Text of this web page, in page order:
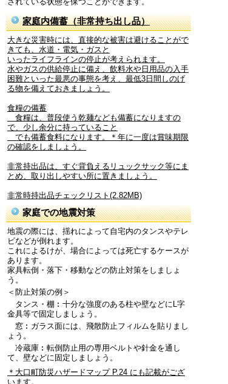
家庭内備蓄（非常持ち出し品）
大きな災害時には、直接的な被害は避けることがで
きても、水道・電気・ガスと
いったライフラインの停止が考えられます。
水やガスの供給停止に備え、飲料水や日用品の入手
困難といった最悪の事態を考え、最低3日間しのげ
る物を備えておきましょう。
食糧の備蓄
食糧は、普段使う乾麺なども備蓄になりますの
で、少し余分に持っていること
でも備蓄食料になります。＊年に一度は賞味期限
の確認をしましょう。
非常持出品は、すぐ背負えるリュックサック等にま
とめ、取り出しやすい所に置きましょう。
非常時持出品チェックリスト(2.82MB)
家庭での地震対策
地震の際には、揺れによって自宅内のタンスやテレ
ビなどが倒れます。
これによるけが、場合によっては死亡するケースが
あります。
家具転倒・落下・移動などの防止対策をしましょ
う。
＜防止対策の例＞
タンス・棚︰十分な強度のある柱や壁などにL字
金具等で固定しましょう。
窓︰ガラス面には、飛散防止フィルムを貼りまし
ょう。
冷蔵庫︰転倒防止用の専用ベルトや針金を通し
て、壁などに固定しましょう。
＊大口町防災ハザードマップ P.24 にも記載がござ
います。